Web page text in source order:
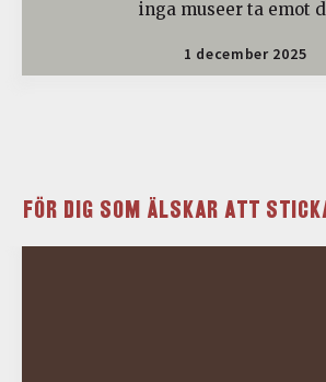
inga museer ta emot
1 december 2025
FÖR DIG SOM ÄLSKAR ATT